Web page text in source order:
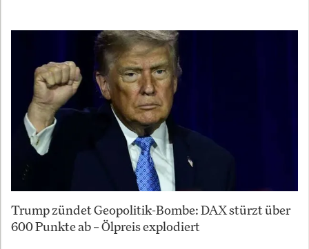
Trump zündet Geopolitik-Bombe: DAX stürzt über
600 Punkte ab – Ölpreis explodiert